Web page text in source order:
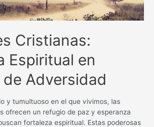
Cristianas:
Espiritual en
Adversidad
y tumultuoso en el que vivimos, las
ofrecen un refugio de paz y esperanza
fortaleza espiritual. Estas poderosas